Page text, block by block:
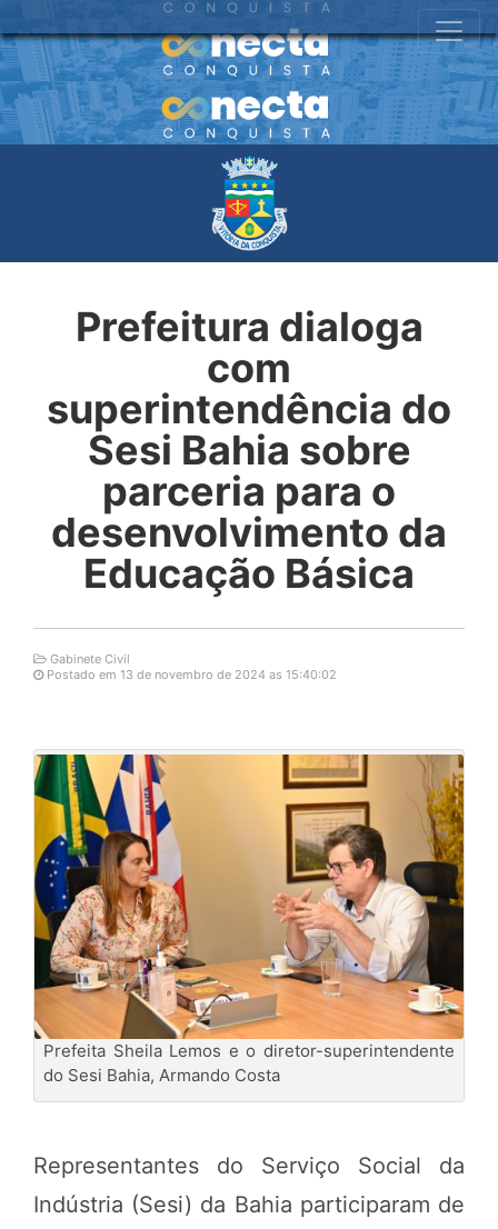
Prefeitura dialoga
com
superintendência do
Sesi Bahia sobre
parceria para o
desenvolvimento da
Educação Básica
Gabinete Civil
Postado em 13 de novembro de 2024 as 15:40:02
Prefeita Sheila Lemos e o diretor-superintendente
do Sesi Bahia, Armando Costa
Representantes do Serviço Social da
Indústria (Sesi) da Bahia participaram de